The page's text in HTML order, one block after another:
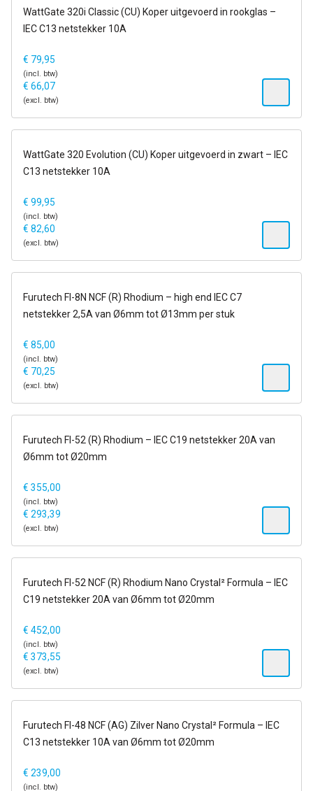
6-13 dagen
WattGate 320i Classic (CU) Koper uitgevoerd in rookglas –
IEC C13 netstekker 10A
€ 79,95
(incl. btw)
€ 66,07
(excl. btw)
op voorraad
WattGate 320 Evolution (CU) Koper uitgevoerd in zwart – IEC
C13 netstekker 10A
€ 99,95
(incl. btw)
€ 82,60
(excl. btw)
op voorraad
Furutech FI-8N NCF (R) Rhodium – high end IEC C7
netstekker 2,5A van Ø6mm tot Ø13mm per stuk
€ 85,00
(incl. btw)
€ 70,25
(excl. btw)
op voorraad
Furutech FI-52 (R) Rhodium – IEC C19 netstekker 20A van
Ø6mm tot Ø20mm
€ 355,00
(incl. btw)
€ 293,39
(excl. btw)
op voorraad
Furutech FI-52 NCF (R) Rhodium Nano Crystal² Formula – IEC
C19 netstekker 20A van Ø6mm tot Ø20mm
€ 452,00
(incl. btw)
€ 373,55
(excl. btw)
op voorraad
Furutech FI-48 NCF (AG) Zilver Nano Crystal² Formula – IEC
C13 netstekker 10A van Ø6mm tot Ø20mm
€ 239,00
(incl. btw)